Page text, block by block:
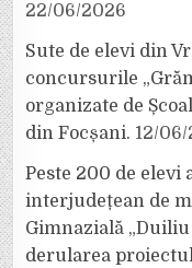
22/06/2026
Sute de elevi din
concursurile
organizate de
din Focșani. 12/
Peste 200 de
interjudețean de
Gimnazială
derularea